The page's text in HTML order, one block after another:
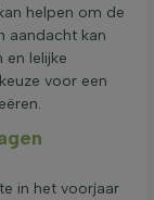
helpen om de
aandacht kan
en lelijke
voor een
in het voorjaar